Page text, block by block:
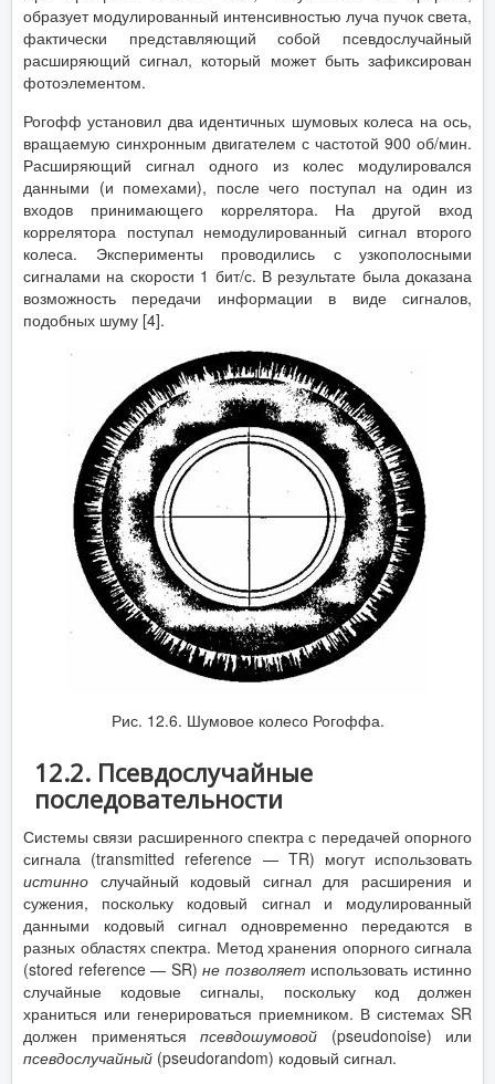
образует модулированный интенсивностью луча пучок света,
фактически представляющий собой псевдослучайный
расширяющий сигнал, который может быть зафиксирован
фотоэлементом.
Рогофф установил два идентичных шумовых колеса на ось,
вращаемую синхронным двигателем с частотой 900 об/мин.
Расширяющий сигнал одного из колес модулировался
данными (и помехами), после чего поступал на один из
входов принимающего коррелятора. На другой вход
коррелятора поступал немодулированный сигнал второго
колеса. Эксперименты проводились с узкополосными
сигналами на скорости 1 бит/с. В результате была доказана
возможность передачи информации в виде сигналов,
подобных шуму [4].
Рис. 12.6. Шумовое колесо Рогоффа.
12.2. Псевдослучайные
последовательности
Системы связи расширенного спектра с передачей опорного
сигнала (transmitted reference — TR) могут использовать
истинно случайный кодовый сигнал для расширения и
сужения, поскольку кодовый сигнал и модулированный
данными кодовый сигнал одновременно передаются в
разных областях спектра. Метод хранения опорного сигнала
(stored reference — SR)не позволяет использовать истинно
случайные кодовые сигналы, поскольку код должен
храниться или генерироваться приемником. В системах SR
должен применяться псевдошумовой (pseudonoise) или
псевдослучайный (pseudorandom) кодовый сигнал.